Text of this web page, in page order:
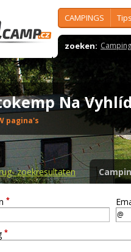
CAMPINGS
zoeken:
Na
pagina's
zoekresultaten
*
*